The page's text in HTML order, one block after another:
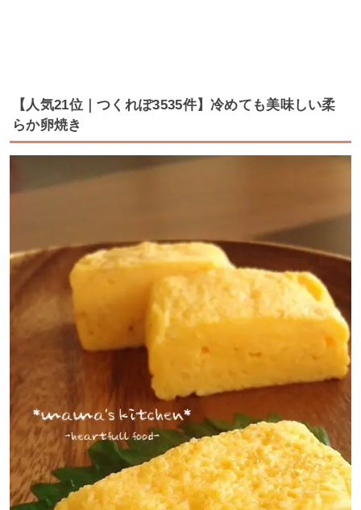
【人気21位｜つくれぽ3535件】冷めても美味しい柔
らか卵焼き